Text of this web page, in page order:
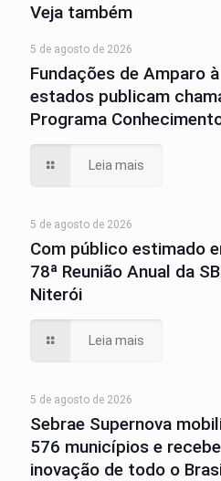
Veja também
5 de agosto de 2026
Fundações de Amparo
estados publicam
Programa
Leia mais
5 de agosto de 2026
Com público estimado
78ª Reunião Anual da
Niterói
Leia mais
5 de agosto de 2026
Sebrae Supernova
576 municípios e
inovação de todo o